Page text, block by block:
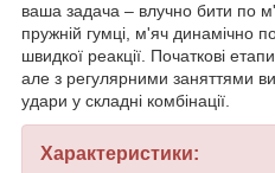
ваша задача – влучно бити по
пружній гумці, м'яч динамічно
швидкої реакції. Початкові
але з регулярними заняттями
удари у складні комбінації.
Характеристики: